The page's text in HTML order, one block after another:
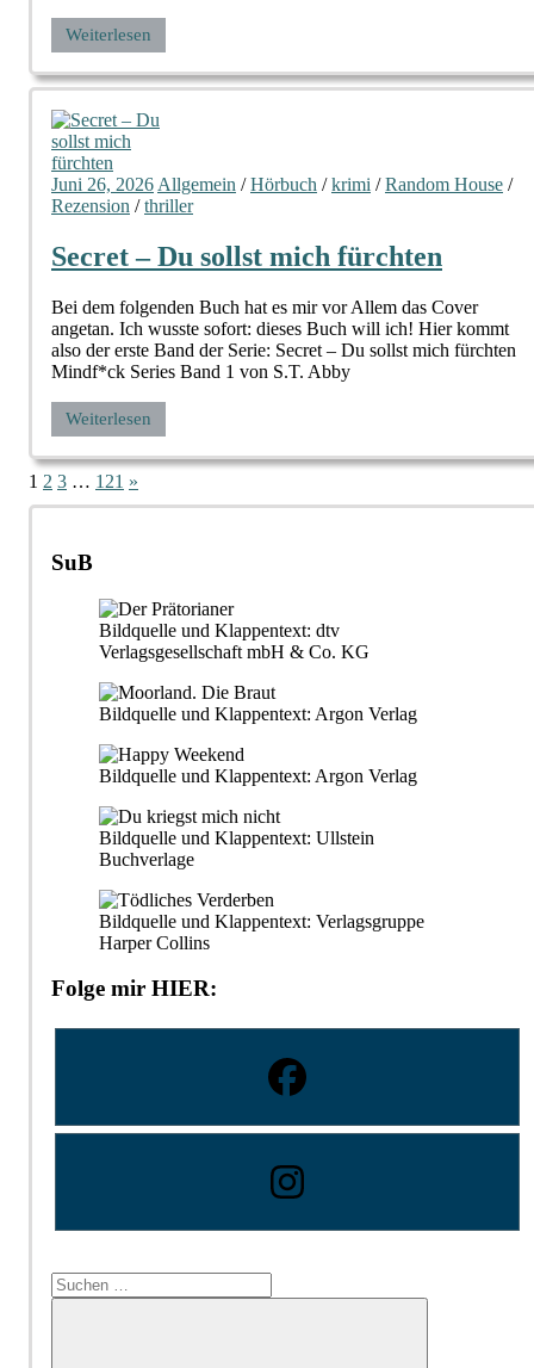
Weiterlesen
Juni 26, 2026 Allgemein /Hörbuch /krimi /Random House /
Rezension /thriller
Secret – Du sollst mich fürchten
Bei dem folgenden Buch hat es mir vor Allem das Cover
angetan. Ich wusste sofort: dieses Buch will ich! Hier kommt
also der erste Band der Serie: Secret – Du sollst mich fürchten
Mindf*ck Series Band 1 von S.T. Abby
Weiterlesen
Seitennummerierung
der
Beiträge
1 2 3 … 121 Nächste
Beiträge
»
SuB
Bildquelle und Klappentext: dtv
Verlagsgesellschaft mbH & Co. KG
Bildquelle und Klappentext: Argon Verlag
Bildquelle und Klappentext: Argon Verlag
Bildquelle und Klappentext: Ullstein
Buchverlage
Bildquelle und Klappentext: Verlagsgruppe
Harper Collins
Folge mir HIER:
Suchen
nach: